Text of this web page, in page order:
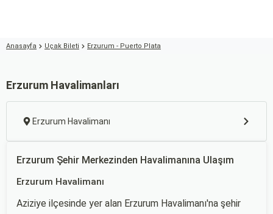
Anasayfa Uçak Bileti Erzurum - Puerto Plata
Erzurum Havalimanları
Erzurum Havalimanı
Erzurum Şehir Merkezinden Havalimanına Ulaşım
Erzurum Havalimanı
Aziziye ilçesinde yer alan Erzurum Havalimanı'na şehir